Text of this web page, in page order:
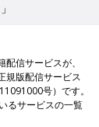
信サービスが、
規版配信サービス
号）です。
るサービスの一覧